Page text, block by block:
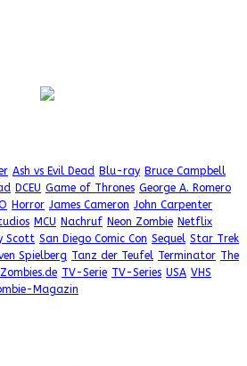
Ash vs Evil Dead Blu-ray Bruce Campbell
DCEU Game of Thrones George A. Romero
Horror James Cameron John Carpenter
MCU Nachruf Neon Zombie Netflix
Scott San Diego Comic Con Sequel Star Trek
Spielberg Tanz der Teufel Terminator The
TV-Serie TV-Series USA VHS
Magazin